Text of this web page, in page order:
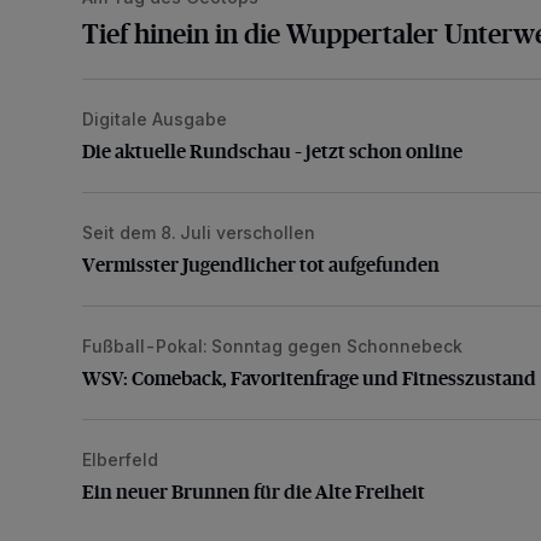
Tief hinein in die Wuppertaler
Die aktuelle Rundschau – jetzt schon online
Digitale Ausgabe
Die aktuelle Rundschau – jetzt schon online
Vermisster Jugendlicher tot aufgefunden
Seit dem 8. Juli verschollen
Vermisster Jugendlicher tot aufgefunden
WSV: Comeback, Favoritenfrage und
Fußball-Pokal: Sonntag gegen Schonnebeck
WSV: Comeback, Favoritenfrage und Fitnesszustand
Ein neuer Brunnen für die Alte Freiheit
Elberfeld
Ein neuer Brunnen für die Alte Freiheit